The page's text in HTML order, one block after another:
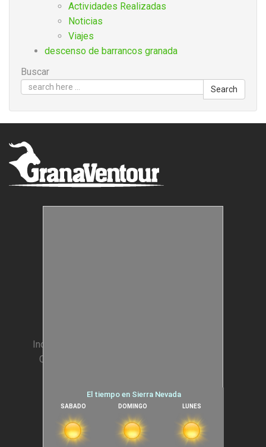
Actividades Realizadas
Noticias
Viajes
descenso de barrancos granada
Buscar
Search
Incentivos para Empresas
Condiciones generales